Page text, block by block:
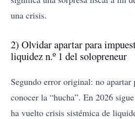
una crisis.
2) Olvidar apartar para
liquidez n.º 1 del solopreneur
Segundo error original: no apartar
conocer la “hucha”. En 2026
ha vuelto crisis sistémica de